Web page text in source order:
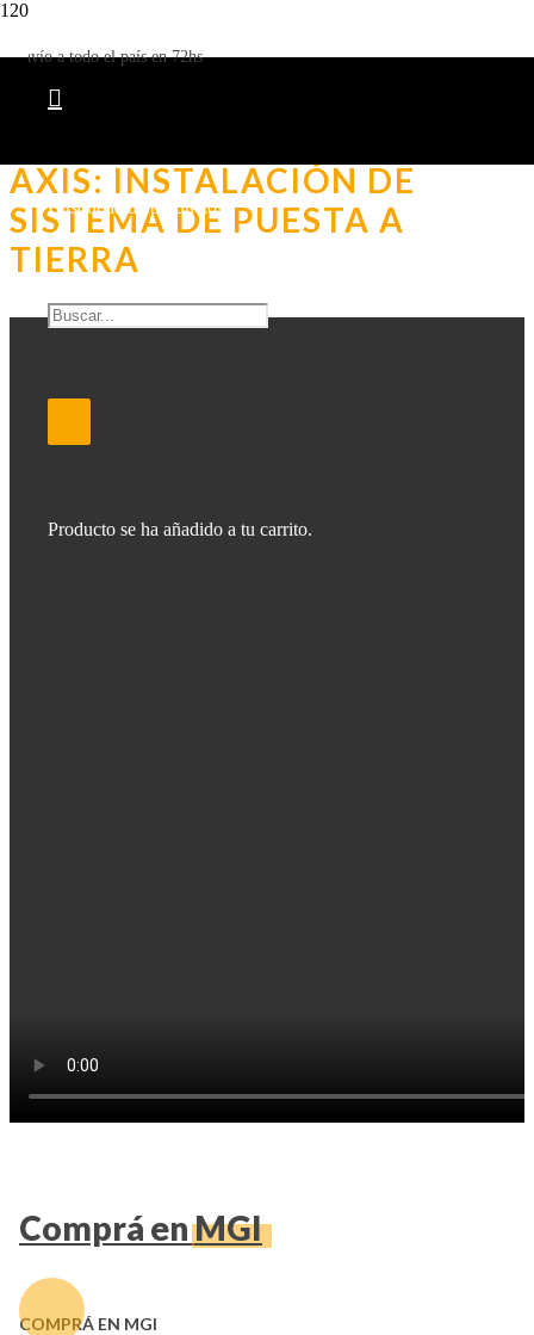
Envío a todo el país en 72hs
Búsqueda de productos
Producto se ha añadido a tu carrito.
INICIO
AXIS: INSTALACIÓN DE
SISTEMA DE PUESTA A
TIERRA
Comprá enMGI
COMPRÁ EN MGI